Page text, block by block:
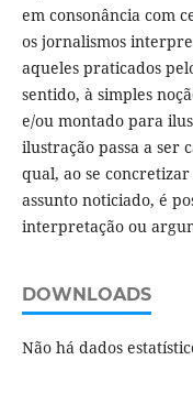
em consonância com
os jornalismos
aqueles praticados
sentido, à simples
e/ou montado para
ilustração passa a ser
qual, ao se
assunto noticiado, é
interpretação ou
DOWNLOADS
Não há dados